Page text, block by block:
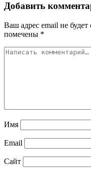
Добавить
Ваш адрес email не будет
помечены *
Имя
Email
Сайт